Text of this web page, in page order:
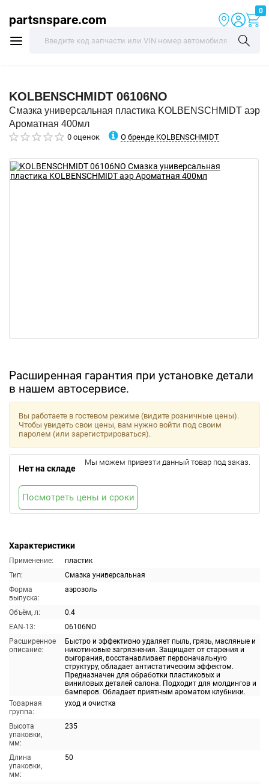
partsnspare.com
0
KOLBENSCHMIDT 06106NO
Смазка универсальная пластика KOLBENSCHMIDT аэр
Ароматная 400мл
0 оценок О бренде KOLBENSCHMIDT
Расширенная гарантия при установке детали
в нашем автосервисе.
Характеристики
Применение:
пластик
Тип:
Смазка универсальная
Форма
выпуска:
аэрозоль
Объём, л:
0.4
EAN-13:
06106NO
Расширенное
описание:
Быстро и эффективно удаляет пыль, грязь, масляные и
никотиновые загрязнения. Защищает от старения и
выгорания, восстанавливает первоначальную
структуру, обладает антистатическим эффектом.
Предназначен для обработки пластиковых и
виниловых деталей салона. Подходит для молдингов и
бамперов. Обладает приятным ароматом клубники.
Товарная
группа:
уход и очистка
Высота
упаковки,
мм:
235
Длина
упаковки,
мм:
50
Вы работаете в гостевом режиме (видите розничные цены).
Чтобы увидеть свои цены, вам нужно войти под своим
паролем (или зарегистрироваться).
Нет на складе
Мы можем привезти данный товар под заказ.
Посмотреть цены и сроки